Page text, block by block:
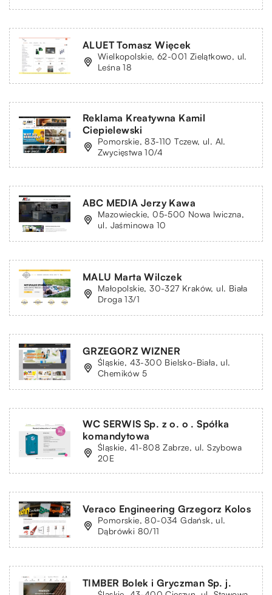
ALUET Tomasz Więcek
Wielkopolskie, 62-001 Zielątkowo, ul.
Leśna 18
Reklama Kreatywna Kamil
Ciepielewski
Pomorskie, 83-110 Tczew, ul. Al.
Zwycięstwa 10/4
ABC MEDIA Jerzy Kawa
Mazowieckie, 05-500 Nowa Iwiczna,
ul. Jaśminowa 10
MALU Marta Wilczek
Małopolskie, 30-327 Kraków, ul. Biała
Droga 13/1
GRZEGORZ WIZNER
Śląskie, 43-300 Bielsko-Biała, ul.
Chemików 5
WC SERWIS Sp. z o. o . Spółka
komandytowa
Śląskie, 41-808 Zabrze, ul. Szybowa
20E
Veraco Engineering Grzegorz Kolos
Pomorskie, 80-034 Gdańsk, ul.
Dąbrówki 80/11
TIMBER Bolek i Gryczman Sp. j.